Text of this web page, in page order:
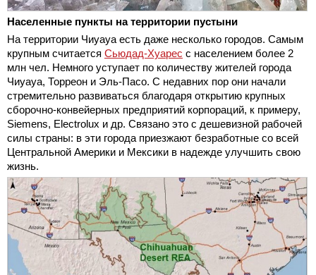
Населенные пункты на территории пустыни
На территории Чиуауа есть даже несколько городов. Самым
крупным считается Сьюдад-Хуарес с населением более 2
млн чел. Немного уступает по количеству жителей города
Чиуауа, Торреон и Эль-Пасо. С недавних пор они начали
стремительно развиваться благодаря открытию крупных
сборочно-конвейерных предприятий корпораций, к примеру,
Siemens, Electrolux и др. Связано это с дешевизной рабочей
силы страны: в эти города приезжают безработные со всей
Центральной Америки и Мексики в надежде улучшить свою
жизнь.